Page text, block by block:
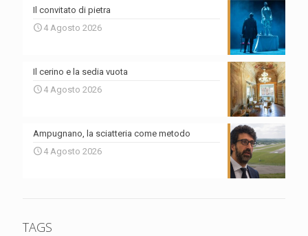
Il convitato di pietra
4 Agosto 2026
Il cerino e la sedia vuota
4 Agosto 2026
Ampugnano, la sciatteria come metodo
4 Agosto 2026
TAGS